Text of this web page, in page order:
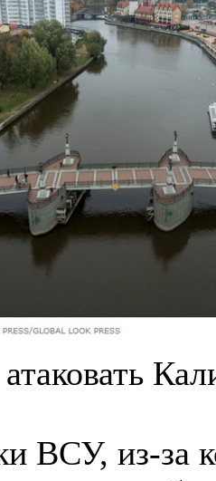
ВСУ, из-за